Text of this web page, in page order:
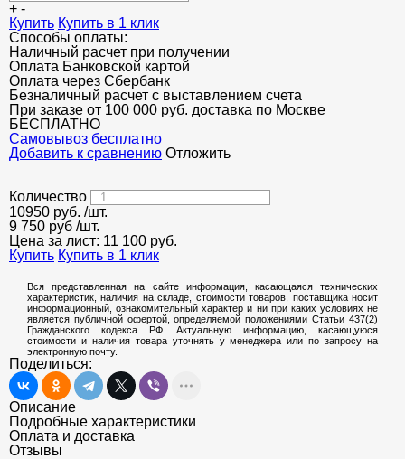
+ -
Купить Купить в 1 клик
Способы оплаты:
Наличный расчет при получении
Оплата Банковской картой
Оплата через Сбербанк
Безналичный расчет с выставлением счета
При заказе от 100 000 руб. доставка по Москве
БЕСПЛАТНО
Cамовывоз бесплатно
Добавить к сравнению Отложить
Количество
10950 руб. /шт.
9 750 руб /шт.
Цена за лист: 11 100 руб.
Купить Купить в 1 клик
Вся представленная на сайте информация, касающаяся технических
характеристик, наличия на складе, стоимости товаров, поставщика носит
информационный, ознакомительный характер и ни при каких условиях не
является публичной офертой, определяемой положениями Статьи 437(2)
Гражданского кодекса РФ. Актуальную информацию, касающуюся
стоимости и наличия товара уточнять у менеджера или по запросу на
электронную почту.
Поделиться:
Описание
Подробные характеристики
Оплата и доставка
Отзывы